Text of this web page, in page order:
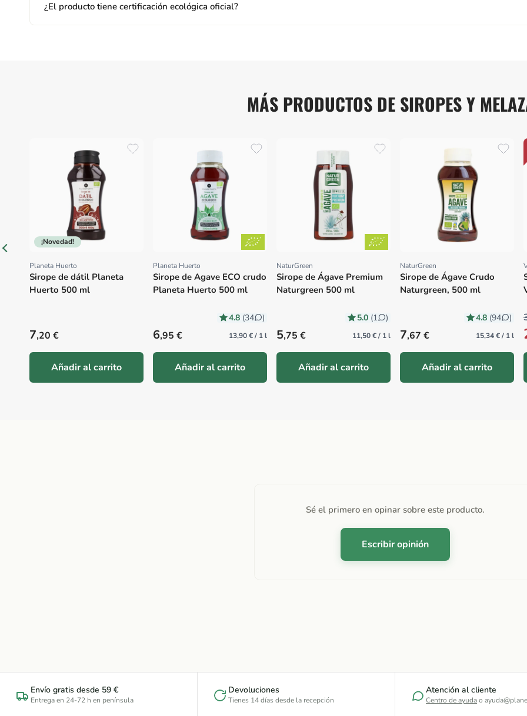
¿El producto tiene certificación ecológica oficial?
MÁS PRODUCTOS DE SIROPES Y
¡Novedad!
Proveedor:
Planeta Huerto
Sirope de dátil Planeta
Huerto 500 ml
Precio habitual
7,20 €
Añadir al carrito
Proveedor:
Planeta Huerto
Sirope de Agave ECO crudo
Planeta Huerto 500 ml
4.8 (34 )
Precio habitual
6,95 € 13,90 € / 1 l
Añadir al carrito
Proveedor:
NaturGreen
Sirope de Ágave Premium
Naturgreen 500 ml
5.0 (1 )
Precio habitual
5,75 € 11,50 € / 1 l
Añadir al carrito
Proveedor:
NaturGreen
Sirope de Ágave Crudo
Naturgreen, 500 ml
4.8 (94 )
Precio habitual
7,67 € 15,34 € / 1 l
Añadir al carrito
Sé el primero en opinar sobre este producto.
Escribir opinión
Envío gratis desde 59 €
Entrega en 24-72 h en península
Devoluciones
Tienes 14 días desde la recepción
Atención al cliente
Centro de ayudao